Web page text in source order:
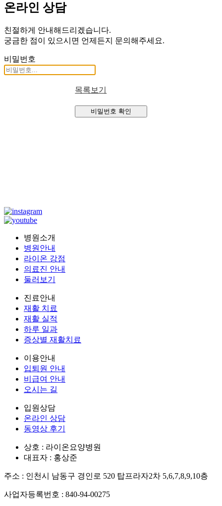
온라인 상담
친절하게 안내해드리겠습니다.
궁금한 점이 있으시면 언제든지 문의해주세요.
비밀번호
목록보기
비밀번호 확인
병원소개
병원안내
라이온 강점
의료진 안내
둘러보기
진료안내
재활 치료
재활 실적
하루 일과
증상별 재활치료
이용안내
입퇴원 안내
비급여 안내
오시는 길
입원상담
온라인 상담
동영상 후기
상호 : 라이온요양병원
대표자 : 홍상준
주소 : 인천시 남동구 경인로 520 탑프라자2차 5,6,7,8,9,10층
사업자등록번호 : 840-94-00275